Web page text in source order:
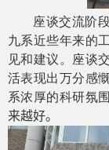
座谈交流阶
九系近些年来的
见和建议。座谈
活表现出万分感
系浓厚的科研氛
来越好。